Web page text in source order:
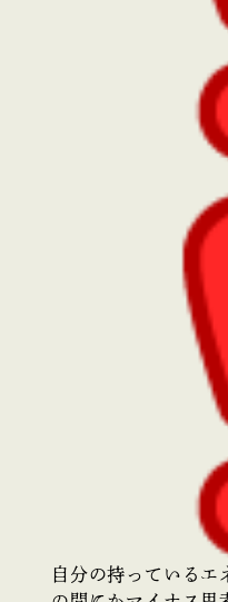
自分の持っているエ